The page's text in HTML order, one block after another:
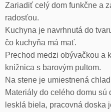
Zariadiť celý dom funkčne a
radosťou.
Kuchyna je navrhnutá do
čo kuchyňa má mať.
Prechod medzi obývačkou a
knižnica s barovým pultom.
Na stene je umiestnená
Materiály do celého domu sú
lesklá biela, pracovná doska